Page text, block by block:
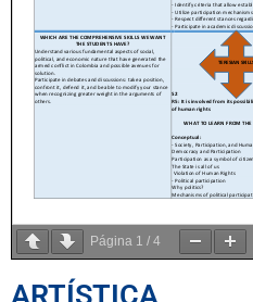
Página 1 / 4